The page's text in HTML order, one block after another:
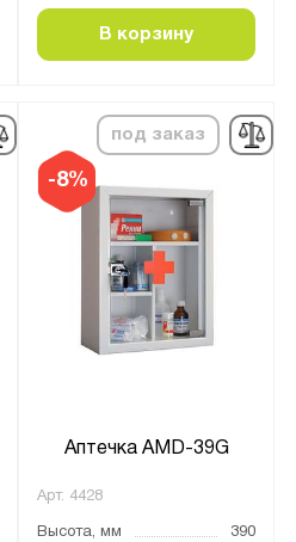
В корзину
-8%
под заказ
Аптечка AMD-39G
Арт. 4428
Высота, мм
390